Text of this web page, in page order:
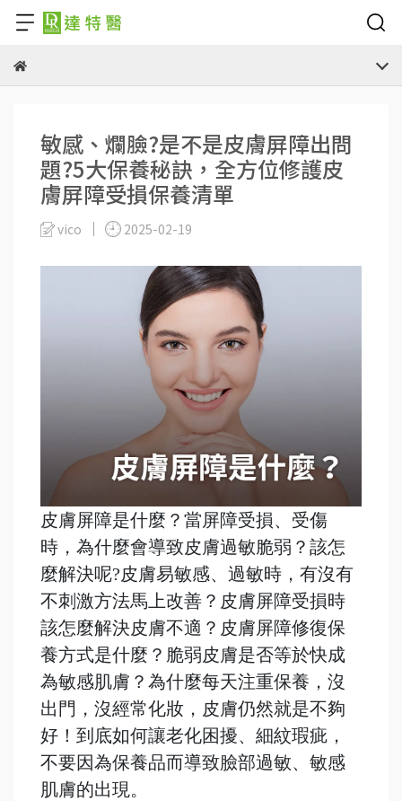
敏感、爛臉?是不是皮膚屏障出問
題?5大保養秘訣，全方位修護皮
膚屏障受損保養清單
vico 2025-02-19
皮膚屏障是什麼？當屏障受損、受傷
時，為什麼會導致皮膚過敏脆弱？該怎
麼解決呢?皮膚易敏感、過敏時，有沒有
不刺激方法馬上改善？皮膚屏障受損時
該怎麼解決皮膚不適？皮膚屏障修復保
養方式是什麼？脆弱皮膚是否等於快成
為敏感肌膚？為什麼每天注重保養，沒
出門，沒經常化妝，皮膚仍然就是不夠
好！到底如何讓老化困擾、細紋瑕疵，
不要因為保養品而導致臉部過敏、敏感
肌膚的出現。